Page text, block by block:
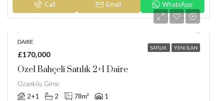
Call Email WhatsApp
SATILIK YENI İLAN
DAIRE
£170,000
Özel Bahçeli Satılık 2+1 Daire
Ozanköy, Girne
2+1 2 78m² 1